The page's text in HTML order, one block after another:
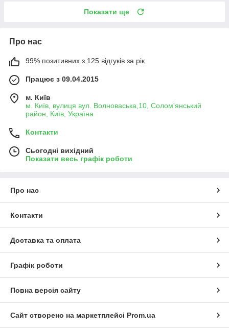
Показати ще
Про нас
99% позитивних з 125 відгуків за рік
Працює з 09.04.2015
м. Київ
м. Київ, вулиця вул. Волноваська,10, Солом'янський
район, Київ, Україна
Контакти
Сьогодні вихідний
Показати весь графік роботи
Про нас
Контакти
Доставка та оплата
Графік роботи
Повна версія сайту
Сайт створено на маркетплейсі Prom.ua